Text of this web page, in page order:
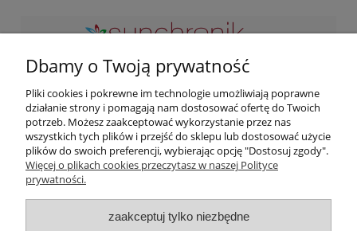
godzinach naszej pracy. Odwiedź nas osobicie pod adresem:
ul. Podwisłocze 2B/3, 35-309 Rzeszów
Zapraszamy od poniedziałku do piątku od 10:00 do 18:00 soboty:
od 09:00 do 13:00
Moje konto
Dbamy o Twoją prywatność
Pliki cookies i pokrewne im technologie umożliwiają poprawne
działanie strony i pomagają nam dostosować ofertę do Twoich
potrzeb. Możesz zaakceptować wykorzystanie przez nas
wszystkich tych plików i przejść do sklepu lub dostosować użycie
plików do swoich preferencji, wybierając opcję "Dostosuj zgody".
Więcej o plikach cookies przeczytasz w naszej Polityce
prywatności.
zaakceptuj tylko niezbędne